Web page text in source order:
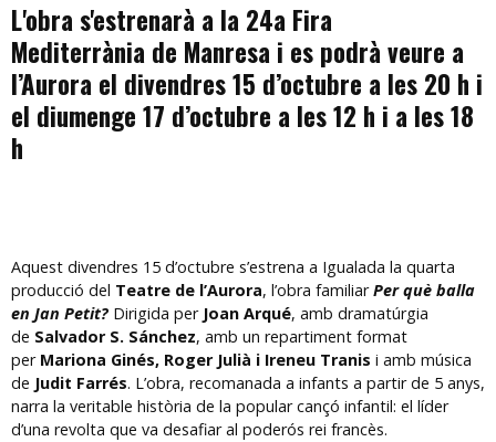
L'obra s'estrenarà a la 24a Fira
Mediterrània de Manresa i es podrà veure a
l’Aurora el divendres 15 d’octubre a les 20 h i
el diumenge 17 d’octubre a les 12 h i a les 18
h
Aquest divendres 15 d’octubre s’estrena a Igualada la quarta
producció del Teatre de l’Aurora, l’obra familiarPer què balla
en Jan Petit? Dirigida perJoan Arqué, amb dramatúrgia
de Salvador S. Sánchez, amb un repartiment format
per Mariona Ginés, Roger Julià i Ireneu Tranis i amb música
de Judit Farrés. L’obra, recomanada a infants a partir de 5 anys,
narra la veritable història de la popular cançó infantil: el líder
d’una revolta que va desafiar al poderós rei francès.